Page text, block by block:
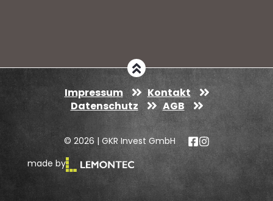
Impressum
Kontakt
Datenschutz
AGB
© 2026 | GKR Invest GmbH
made by